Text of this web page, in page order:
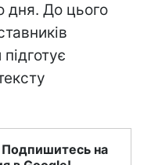
дня. До цього
Подпишитесь на